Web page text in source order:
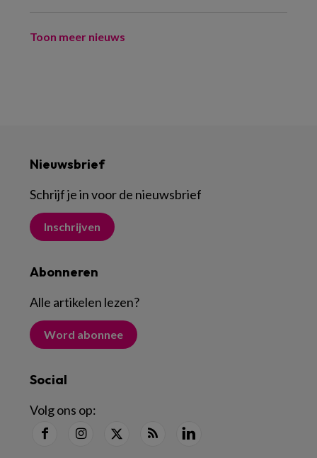
Toon meer nieuws
Nieuwsbrief
Schrijf je in voor de nieuwsbrief
Inschrijven
Abonneren
Alle artikelen lezen?
Word abonnee
Social
Volg ons op: